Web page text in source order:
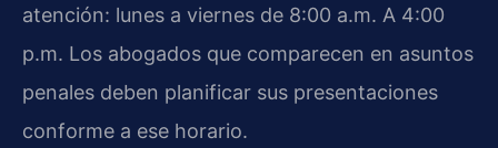
atención: lunes a viernes de 8:00 a.m. A 4:00
p.m. Los abogados que comparecen en asuntos
penales deben planificar sus presentaciones
conforme a ese horario.